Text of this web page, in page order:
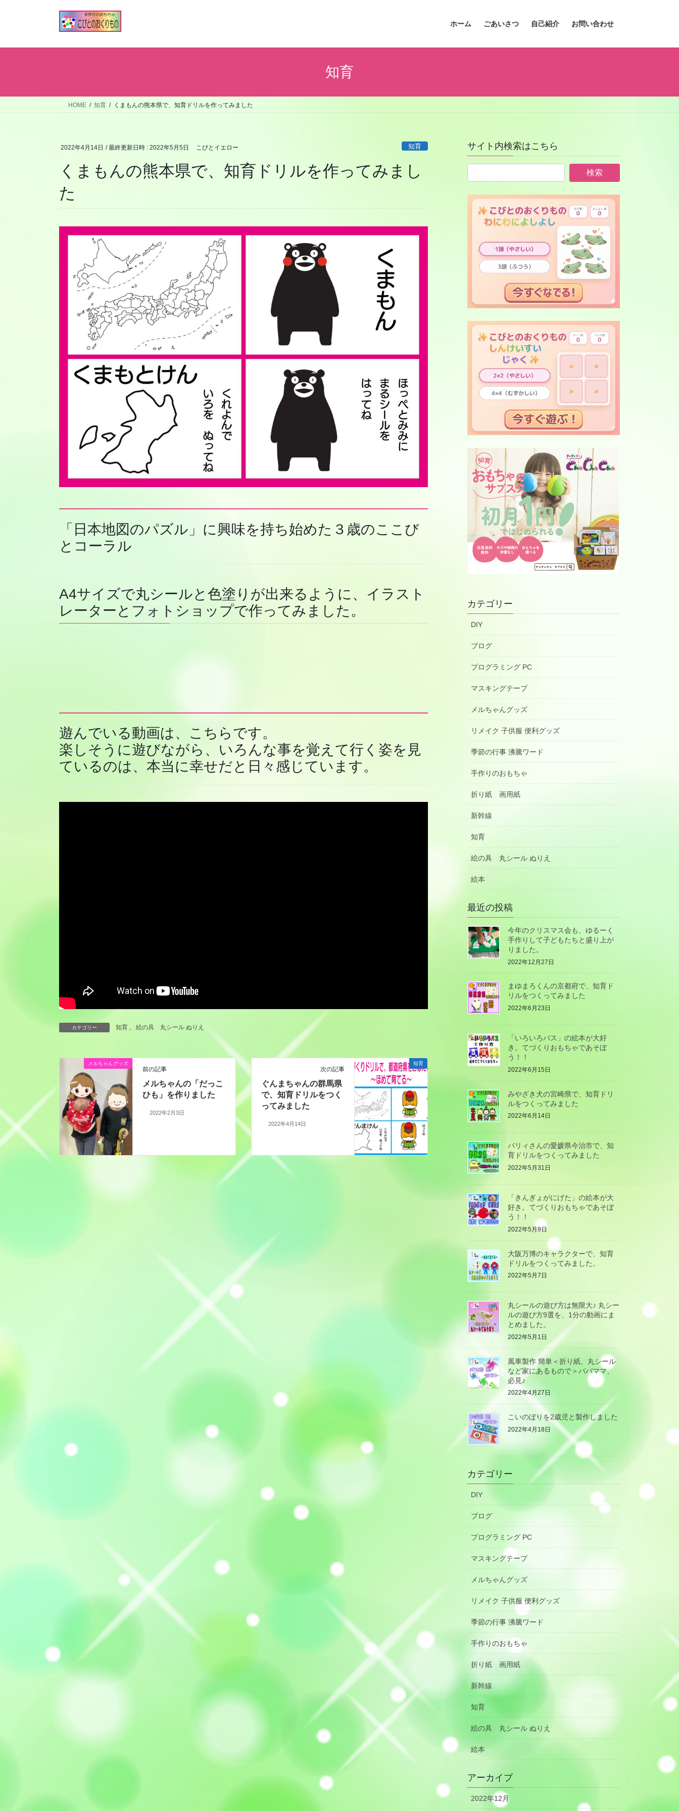
ホーム ごあいさつ 自己紹介 お問い合わせ
知育
HOME 知育 くまもんの熊本県で、知育ドリルを作ってみました
2022年4月14日 / 最終更新日時 : 2022年5月5日 こびとイエロー 知育
くまもんの熊本県で、知育ドリルを作ってみまし
た
「日本地図のパズル」に興味を持ち始めた３歳のここび
とコーラル
A4サイズで丸シールと色塗りが出来るように、イラスト
レーターとフォトショップで作ってみました。
遊んでいる動画は、こちらです。
楽しそうに遊びながら、いろんな事を覚えて行く姿を見
ているのは、本当に幸せだと日々感じています。
カテゴリー 知育 、 絵の具 丸シール ぬりえ
メルちゃんグッズ
前の記事
メルちゃんの「だっこ
ひも」を作りました
2022年2月3日
知育
次の記事
ぐんまちゃんの群馬県
で、知育ドリルをつく
ってみました
2022年4月14日
サイト内検索はこちら
カテゴリー
DIY
ブログ
プログラミング PC
マスキングテープ
メルちゃんグッズ
リメイク 子供服 便利グッズ
季節の行事 沸騰ワード
手作りのおもちゃ
折り紙 画用紙
新幹線
知育
絵の具 丸シール ぬりえ
絵本
最近の投稿
今年のクリスマス会も、ゆるーく
手作りして子どもたちと盛り上が
りました。
2022年12月27日
まゆまろくんの京都府で、知育ド
リルをつくってみました
2022年6月23日
「いろいろバス」の絵本が大好
き。てづくりおもちゃであそぼ
う！！
2022年6月15日
みやざき犬の宮崎県で、知育ドリ
ルをつくってみました
2022年6月14日
バリィさんの愛媛県今治市で、知
育ドリルをつくってみました
2022年5月31日
「きんぎょがにげた」の絵本が大
好き。てづくりおもちゃであそぼ
う！！
2022年5月9日
大阪万博のキャラクターで、知育
ドリルをつくってみました。
2022年5月7日
丸シールの遊び方は無限大♪ 丸シー
ルの遊び方9選を、1分の動画にま
とめました。
2022年5月1日
風車製作 簡単＜折り紙、丸シール
など家にあるもので＞パパママ、
必見♪
2022年4月27日
こいのぼりを2歳児と製作しました
2022年4月18日
カテゴリー
DIY
ブログ
プログラミング PC
マスキングテープ
メルちゃんグッズ
リメイク 子供服 便利グッズ
季節の行事 沸騰ワード
手作りのおもちゃ
折り紙 画用紙
新幹線
知育
絵の具 丸シール ぬりえ
絵本
アーカイブ
2022年12月